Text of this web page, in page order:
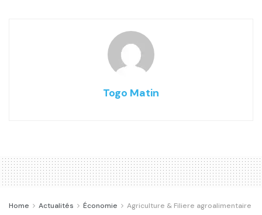
Togo Matin
Home Actualités Économie Agriculture & Filiere agroalimentaire